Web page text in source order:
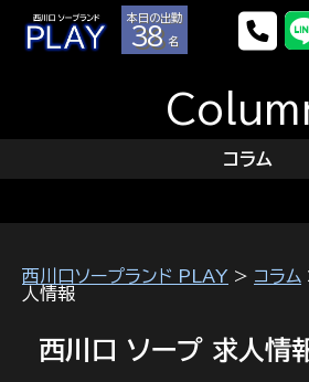
本日の出勤
38 名
コラム
西川口ソープランド PLAY > コラム
人情報
西川口 ソープ 求人情